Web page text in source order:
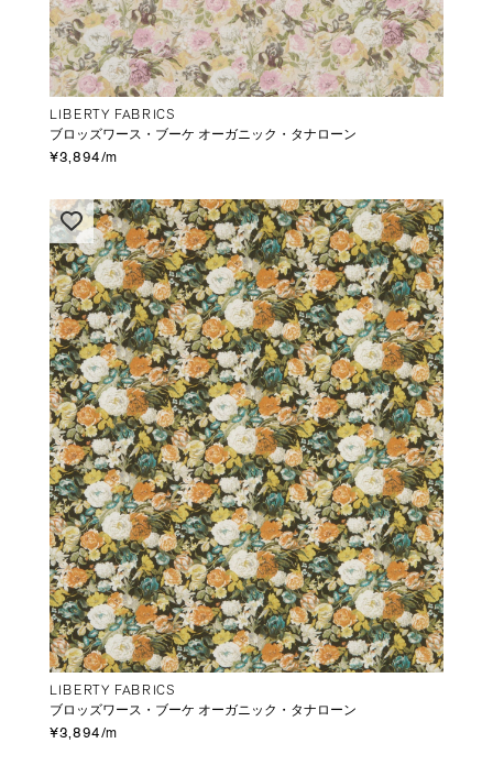
LIBERTY FABRICS
ブロッズワース・ブーケ オーガニック・タナローン
¥3,894/m
LIBERTY FABRICS
ブロッズワース・ブーケ オーガニック・タナローン
¥3,894/m